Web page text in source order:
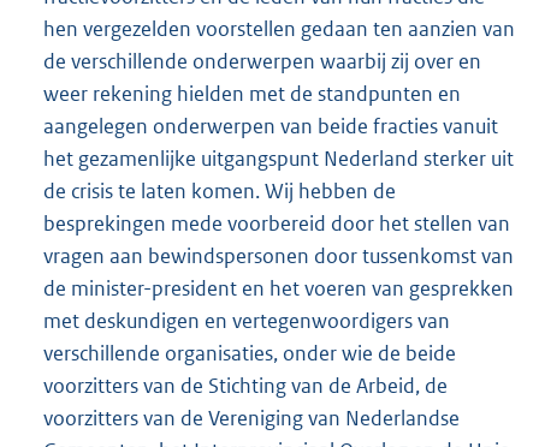
hen vergezelden voorstellen gedaan ten aanzien van
de verschillende onderwerpen waarbij zij over en
weer rekening hielden met de standpunten en
aangelegen onderwerpen van beide fracties vanuit
het gezamenlijke uitgangspunt Nederland sterker uit
de crisis te laten komen. Wij hebben de
besprekingen mede voorbereid door het stellen van
vragen aan bewindspersonen door tussenkomst van
de minister-president en het voeren van gesprekken
met deskundigen en vertegenwoordigers van
verschillende organisaties, onder wie de beide
voorzitters van de Stichting van de Arbeid, de
voorzitters van de Vereniging van Nederlandse